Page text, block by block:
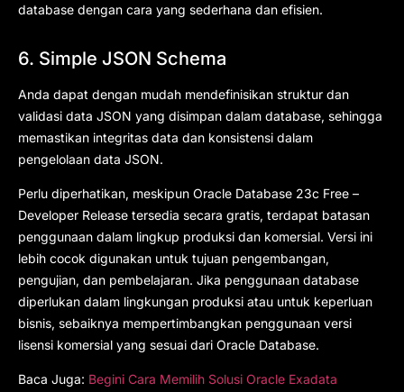
database dengan cara yang sederhana dan efisien.
6. Simple JSON Schema
Anda dapat dengan mudah mendefinisikan struktur dan
validasi data JSON yang disimpan dalam database, sehingga
memastikan integritas data dan konsistensi dalam
pengelolaan data JSON.
Perlu diperhatikan, meskipun Oracle Database 23c Free –
Developer Release tersedia secara gratis, terdapat batasan
penggunaan dalam lingkup produksi dan komersial. Versi ini
lebih cocok digunakan untuk tujuan pengembangan,
pengujian, dan pembelajaran. Jika penggunaan database
diperlukan dalam lingkungan produksi atau untuk keperluan
bisnis, sebaiknya mempertimbangkan penggunaan versi
lisensi komersial yang sesuai dari Oracle Database.
Baca Juga: Begini Cara Memilih Solusi Oracle Exadata